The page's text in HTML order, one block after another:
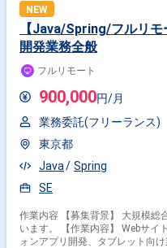
NEW
【Java/Spring/フルリ
開発業務全般
フルリモート
900,000円/月
業務委託(フリーランス)
東京都
Java
Spring
SE
作業内容 【募集背景】 大規模総
います。 【作業内容】 WebサイトECの新規開発および保守、スマートフ
ォンアプリ開発、タブレット向